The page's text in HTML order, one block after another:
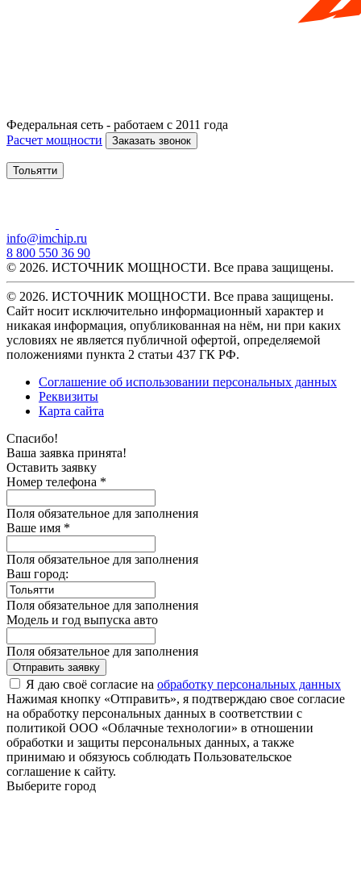
Федеральная сеть - работаем с 2011 года
Расчет мощности
Заказать звонок
Тольятти
info@imchip.ru
8 800 550 36 90
© 2026. ИСТОЧНИК МОЩНОСТИ. Все права защищены.
© 2026. ИСТОЧНИК МОЩНОСТИ. Все права защищены.
Сайт носит исключительно информационный характер и
никакая информация, опубликованная на нём, ни при каких
условиях не является публичной офертой, определяемой
положениями пункта 2 статьи 437 ГК РФ.
Соглашение об использовании персональных данных
Реквизиты
Карта сайта
Спасибо!
Ваша заявка принята!
Оставить заявку
Номер телефона *
Поля обязательное для заполнения
Ваше имя *
Поля обязательное для заполнения
Ваш город:
Поля обязательное для заполнения
Модель и год выпуска авто
Поля обязательное для заполнения
Отправить заявку
Я даю своё согласие на обработку персональных данных
Нажимая кнопку «Отправить», я подтверждаю свое согласие
на обработку персональных данных в соответствии с
политикой ООО «Облачные технологии» в отношении
обработки и защиты персональных данных, а также
принимаю и обязуюсь соблюдать Пользовательское
соглашение к сайту.
Выберите город